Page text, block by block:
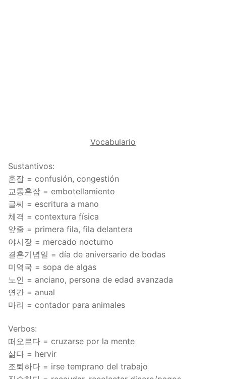
Lessons 192 – 200
Unit 8 Test
UNIT 3
UNIT 4
UNIT 5
OTHER
YOUTUBE
About Us
FAQ
Articles
Lesson list
Contact Us
Vocabulario
Sustantivos:
혼잡 = confusión, congestión
교통혼잡 = embotellamiento
글씨 = escritura a mano
체격 = contextura física
앞줄 = primera fila, fila delantera
야시장 = mercado nocturno
결혼기념일 = día de aniversario de bodas
미역국 = sopa de algas
노인 = anciano, persona de edad avanzada
연간 = anual
마리 = contador para animales
Verbos:
떠오르다 = cruzarse por la mente
삶다 = hervir
조퇴하다 = irse temprano del trabajo